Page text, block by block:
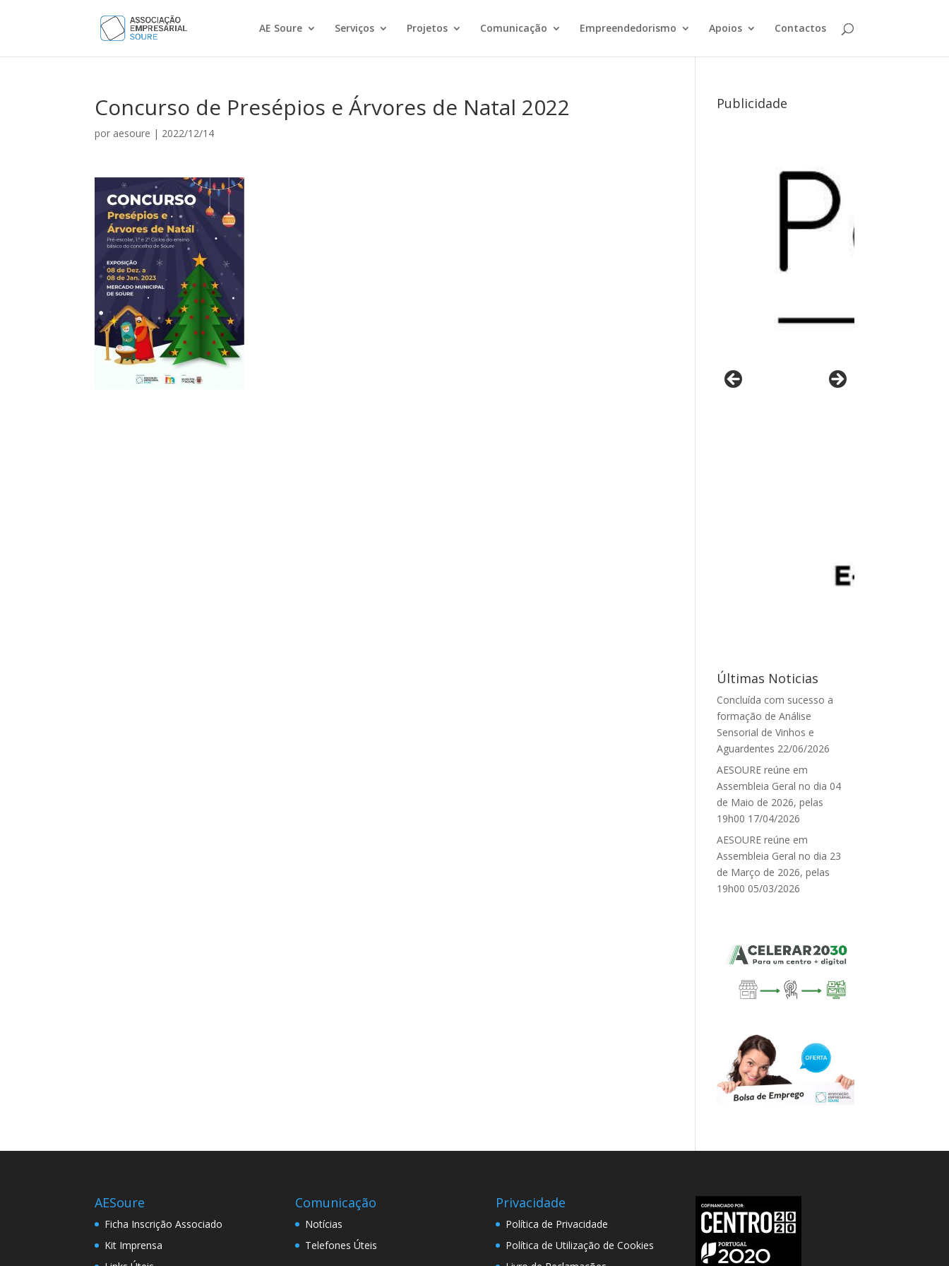
AE Soure Serviços Projetos Comunicação Empreendedorismo Apoios Contactos
Concurso de Presépios e Árvores de Natal 2022
por aesoure | 2022/12/14
Publicidade
Últimas Noticias
Concluída com sucesso a
formação de Análise
Sensorial de Vinhos e
Aguardentes 22/06/2026
AESOURE reúne em
Assembleia Geral no dia 04
de Maio de 2026, pelas
19h00 17/04/2026
AESOURE reúne em
Assembleia Geral no dia 23
de Março de 2026, pelas
19h00 05/03/2026
AESoure
Ficha Inscrição Associado
Kit Imprensa
Comunicação
Notícias
Telefones Úteis
Privacidade
Política de Privacidade
Política de Utilização de Cookies